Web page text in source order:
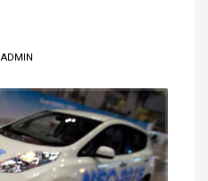
ADMIN